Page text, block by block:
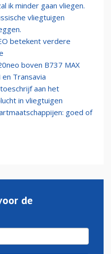
ik minder gaan vliegen.
vliegtuigen
betekent verdere
boven B737 MAX
Transavia
aan het
in vliegtuigen
goed of
de